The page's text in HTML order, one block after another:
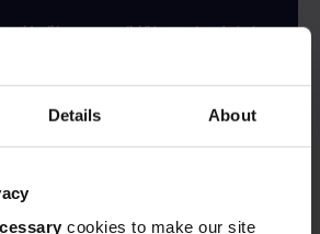
Details About
cookies to make our site